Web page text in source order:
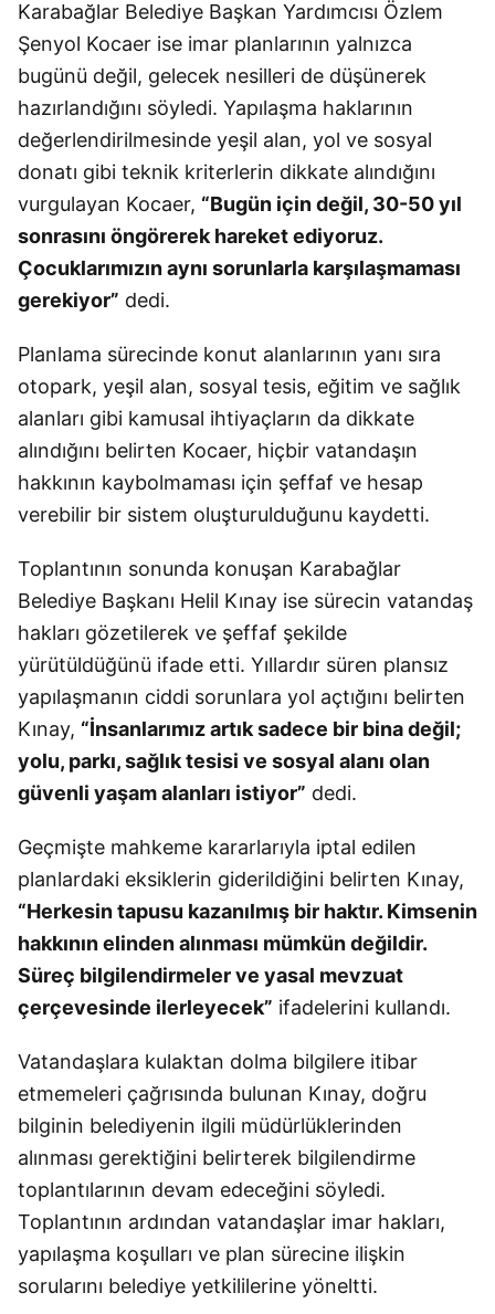
Karabağlar Belediye Başkan Yardımcısı Özlem
Şenyol Kocaer ise imar planlarının yalnızca
bugünü değil, gelecek nesilleri de düşünerek
hazırlandığını söyledi. Yapılaşma haklarının
değerlendirilmesinde yeşil alan, yol ve sosyal
donatı gibi teknik kriterlerin dikkate alındığını
vurgulayan Kocaer, “Bugün için değil, 30-50 yıl
sonrasını öngörerek hareket ediyoruz.
Çocuklarımızın aynı sorunlarla karşılaşmaması
gerekiyor” dedi.
Planlama sürecinde konut alanlarının yanı sıra
otopark, yeşil alan, sosyal tesis, eğitim ve sağlık
alanları gibi kamusal ihtiyaçların da dikkate
alındığını belirten Kocaer, hiçbir vatandaşın
hakkının kaybolmaması için şeffaf ve hesap
verebilir bir sistem oluşturulduğunu kaydetti.
Toplantının sonunda konuşan Karabağlar
Belediye Başkanı Helil Kınay ise sürecin vatandaş
hakları gözetilerek ve şeffaf şekilde
yürütüldüğünü ifade etti. Yıllardır süren plansız
yapılaşmanın ciddi sorunlara yol açtığını belirten
Kınay, “İnsanlarımız artık sadece bir bina değil;
yolu, parkı, sağlık tesisi ve sosyal alanı olan
güvenli yaşam alanları istiyor” dedi.
Geçmişte mahkeme kararlarıyla iptal edilen
planlardaki eksiklerin giderildiğini belirten Kınay,
“Herkesin tapusu kazanılmış bir haktır. Kimsenin
hakkının elinden alınması mümkün değildir.
Süreç bilgilendirmeler ve yasal mevzuat
çerçevesinde ilerleyecek” ifadelerini kullandı.
Vatandaşlara kulaktan dolma bilgilere itibar
etmemeleri çağrısında bulunan Kınay, doğru
bilginin belediyenin ilgili müdürlüklerinden
alınması gerektiğini belirterek bilgilendirme
toplantılarının devam edeceğini söyledi.
Toplantının ardından vatandaşlar imar hakları,
yapılaşma koşulları ve plan sürecine ilişkin
sorularını belediye yetkililerine yöneltti.